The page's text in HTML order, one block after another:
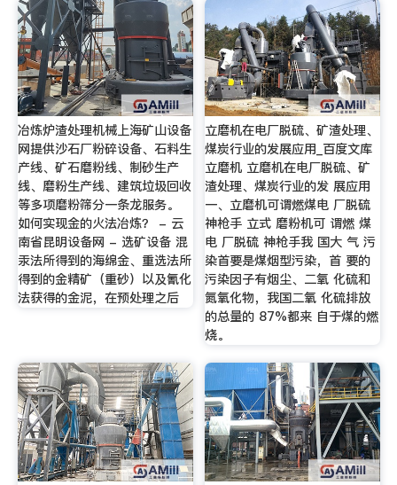
冶炼炉渣处理机械上海矿山设备
网提供沙石厂粉碎设备、石料生
产线、矿石磨粉线、制砂生产
线、磨粉生产线、建筑垃圾回收
等多项磨粉筛分一条龙服务。
如何实现金的火法冶炼？ - 云
南省昆明设备网 - 选矿设备 混
汞法所得到的海绵金、重选法所
得到的金精矿（重砂）以及氰化
法获得的金泥，在预处理之后
立磨机在电厂脱硫、矿渣处理、
煤炭行业的发展应用_百度文库
立磨机 立磨机在电厂脱硫、矿
渣处理、煤炭行业的发 展应用
一、立磨机可谓燃煤电 厂脱硫
神枪手 立式 磨粉机可 谓燃 煤
电 厂脱硫 神枪手我 国大 气 污
染首要是煤烟型污染，首 要的
污染因子有烟尘、二氧 化硫和
氮氧化物，我国二氧 化硫排放
的总量的 87%都来 自于煤的燃
烧。